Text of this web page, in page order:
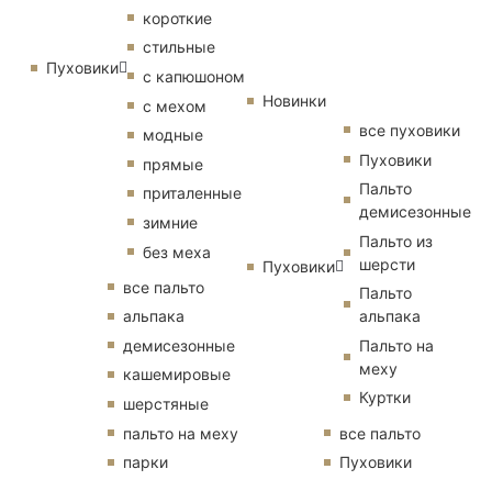
Пуховики
короткие
стильные
с капюшоном
с мехом
модные
прямые
приталенные
зимние
без меха
все пальто
альпака
демисезонные
кашемировые
шерстяные
пальто на меху
парки
Новинки
Пуховики
все пуховики
Пуховики
Пальто
демисезонные
Пальто из
шерсти
Пальто
альпака
Пальто на
меху
Куртки
все пальто
Пуховики